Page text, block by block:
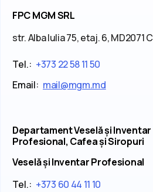
FPC MGM SRL
str. Alba Iulia 75, etaj. 6, MD2071
Tel.: +373 22 58 11 50
Email: mail@mgm.md
Departament Veselă și Inventar
Profesional, Cafea și Siropuri
Veselă și Inventar Profesional
Tel.: +373 60 44 11 10